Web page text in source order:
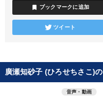
bookmark ブックマークに追加
ツイート
廣瀬知砂子 (ひろせちさこ)
音声・動画